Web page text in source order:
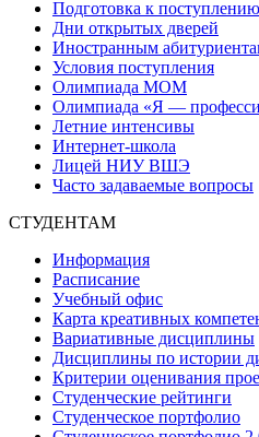
Подготовка к поступлению
Дни открытых дверей
Иностранным
Условия поступления
Олимпиада МОМ
Олимпиада «Я —
Летние интенсивы
Интернет-школа
Лицей НИУ ВШЭ
Часто задаваемые вопросы
СТУДЕНТАМ
Информация
Расписание
Учебный офис
Карта креативных
Вариативные дисциплины
Дисциплины по истории
Критерии оценивания
Студенческие рейтинги
Студенческое портфолио